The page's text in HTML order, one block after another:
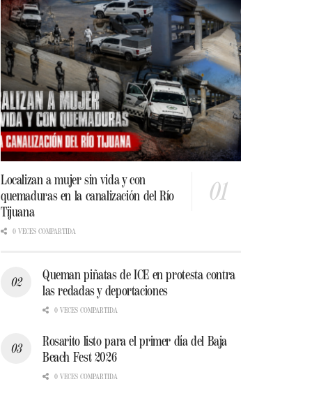
Localizan a mujer sin vida y con
quemaduras en la canalización del Río
Tijuana
0 VECES COMPARTIDA
Queman piñatas de ICE en protesta contra
las redadas y deportaciones
0 VECES COMPARTIDA
Rosarito listo para el primer día del Baja
Beach Fest 2026
0 VECES COMPARTIDA